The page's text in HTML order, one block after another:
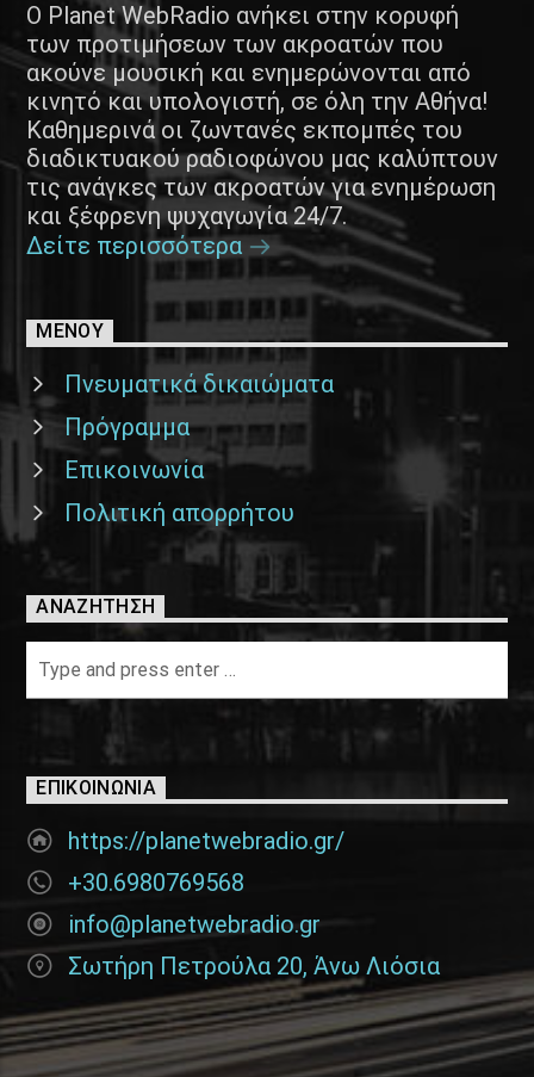
Ο Planet WebRadio ανήκει στην κορυφή
των προτιμήσεων των ακροατών που
ακούνε μουσική και ενημερώνονται από
κινητό και υπολογιστή, σε όλη την Αθήνα!
Καθημερινά οι ζωντανές εκπομπές του
διαδικτυακού ραδιοφώνου μας καλύπτουν
τις ανάγκες των ακροατών για ενημέρωση
και ξέφρενη ψυχαγωγία 24/7.
Δείτε περισσότερα
ΜΕΝΟΥ
Πνευματικά δικαιώματα
Πρόγραμμα
Επικοινωνία
Πολιτική απορρήτου
ΑΝΑΖΉΤΗΣΗ
ΕΠΙΚΟΙΝΩΝΊΑ
https://planetwebradio.gr/
+30.6980769568
info@planetwebradio.gr
Σωτήρη Πετρούλα 20, Άνω Λιόσια